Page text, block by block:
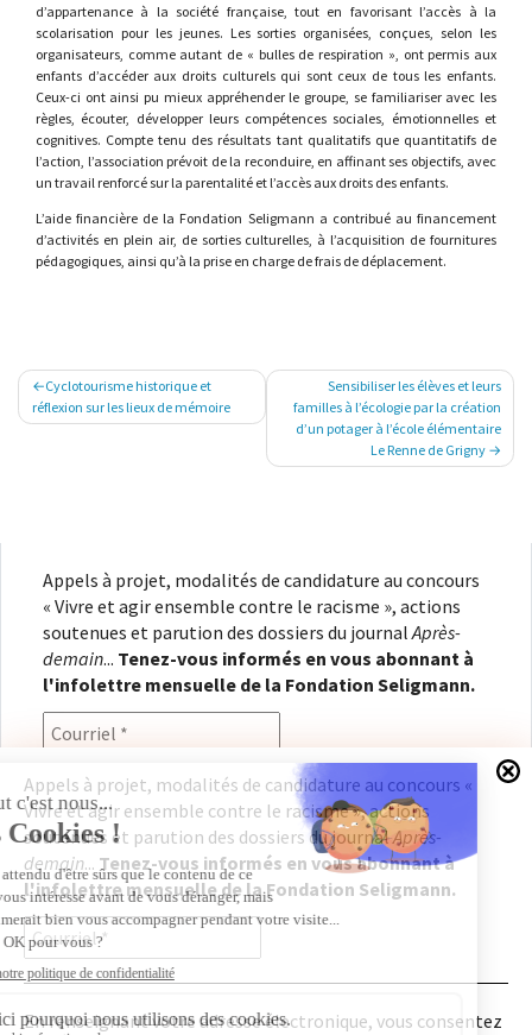
d’appartenance à la société française, tout en favorisant l’accès à la
scolarisation pour les jeunes. Les sorties organisées, conçues, selon les
organisateurs, comme autant de « bulles de respiration », ont permis aux
enfants d’accéder aux droits culturels qui sont ceux de tous les enfants.
Ceux-ci ont ainsi pu mieux appréhender le groupe, se familiariser avec les
règles, écouter, développer leurs compétences sociales, émotionnelles et
cognitives. Compte tenu des résultats tant qualitatifs que quantitatifs de
l’action, l’association prévoit de la reconduire, en affinant ses objectifs, avec
un travail renforcé sur la parentalité et l’accès aux droits des enfants.
L’aide financière de la Fondation Seligmann a contribué au financement
d’activités en plein air, de sorties culturelles, à l’acquisition de fournitures
pédagogiques, ainsi qu’à la prise en charge de frais de déplacement.
Appels à projet, modalités de candidature au concours «
Vivre et agir ensemble contre le racisme », actions
soutenues et parution des dossiers du journalAprès-
demain... Tenez-vous informés en vous abonnant à
l'infolettre mensuelle de la Fondation Seligmann.
En renseignant votre adresse électronique, vous consentez
Navigation
de
Cyclotourisme historique et
réflexion sur les lieux de mémoire
Sensibiliser les élèves et leurs
familles à l’écologie par la création
d’un potager à l’école élémentaire
Le Renne de Grigny
Appels à projet, modalités de candidature au concours
« Vivre et agir ensemble contre le racisme », actions
soutenues et parution des dossiers du journal Après-
demain... Tenez-vous informés en vous abonnant à
l'infolettre mensuelle de la Fondation Seligmann.
En renseignant votre adresse électronique, vous
consentez à recevoir l'infolettre de la Fondation
Seligmann, conformément à notrepolitique de
confidentialité. Il vous sera possible de vous
désabonner à tout moment.